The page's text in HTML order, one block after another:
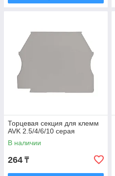
Торцевая секция для клемм
AVK 2.5/4/6/10 серая
В наличии
264 ₸